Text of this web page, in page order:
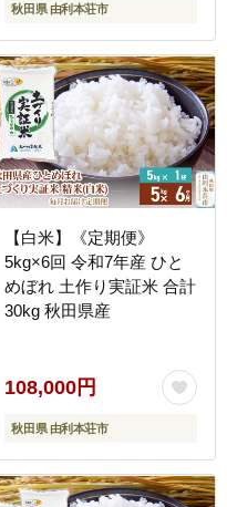
小分け 直前精米 おいしい
米 おすすめ]
秋田県 由利本荘市
【白米】《定期便》
5kg×6回 令和7年産 ひと
めぼれ 土作り実証米 合計
30kg 秋田県産
108,000円
秋田県 由利本荘市